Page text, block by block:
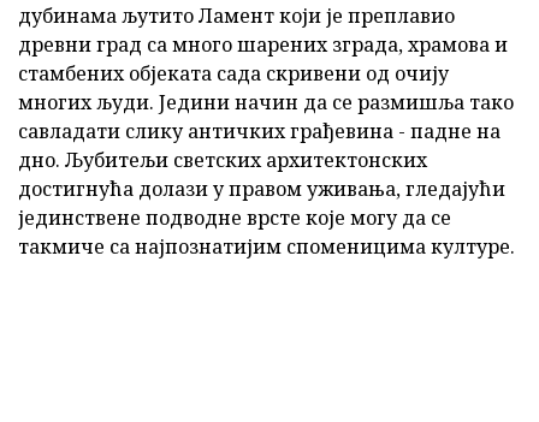
дубинама љутито Ламент који је преплавио
древни град са много шарених зграда, храмова и
стамбених објеката сада скривени од очију
многих људи. Једини начин да се размишља тако
савладати слику античких грађевина - падне на
дно. Љубитељи светских архитектонских
достигнућа долази у правом уживања, гледајући
јединствене подводне врсте које могу да се
такмиче са најпознатијим споменицима културе.